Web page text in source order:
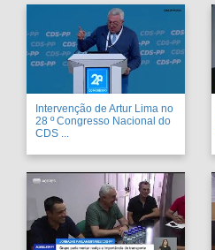
Intervenção de Artur Lima no
28 º Congresso Nacional do
CDS ...